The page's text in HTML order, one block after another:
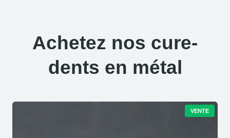
Achetez nos cure-
dents en métal
VENTEP
R